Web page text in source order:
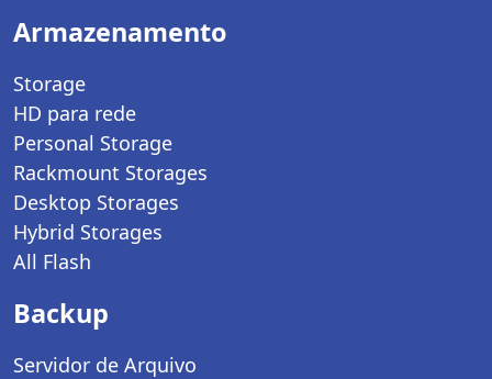
Armazenamento
Storage
HD para rede
Personal Storage
Rackmount Storages
Desktop Storages
Hybrid Storages
All Flash
Backup
Servidor de Arquivo